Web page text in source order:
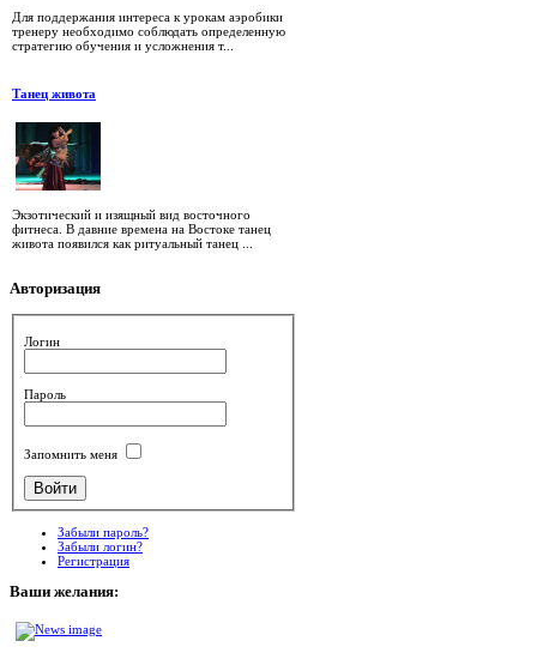
Для поддержания интереса к урокам аэробики
тренеру необходимо соблюдать определенную
стратегию обучения и усложнения т...
Танец живота
Экзотический и изящный вид восточного
фитнеса. В давние времена на Востоке танец
живота появился как ритуальный танец ...
Авторизация
Логин
Пароль
Запомнить меня
Забыли пароль?
Забыли логин?
Регистрация
Ваши желания: